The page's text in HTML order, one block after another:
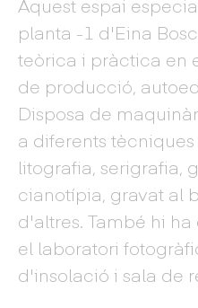
Aquest espai
planta -1 d'Eina
teòrica i pràctica en
de producció,
Disposa de
a diferents
litografia, serigrafia,
cianotípia, gravat al
d'altres. També hi
el laboratori
d'insolació i sala de